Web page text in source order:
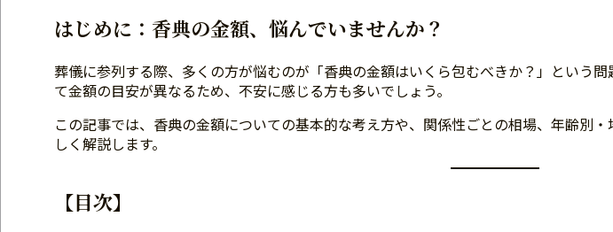
はじめに：香典の金額、悩んでいませんか？
葬儀に参列する際、多くの方が悩むのが「香典の金額はいくら包むべきか？」という
て金額の目安が異なるため、不安に感じる方も多いでしょう。
この記事では、香典の金額についての基本的な考え方や、関係性ごとの相場、年齢別
しく解説します。
【目次】